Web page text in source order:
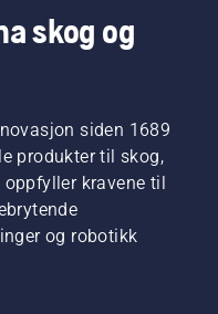
skog og
siden 1689
produkter til skog,
kravene til
og robotikk